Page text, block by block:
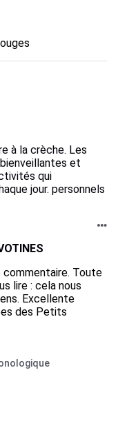
à la crèche. Les
et
qui
jour. personnels
commentaire. Toute
lire : cela nous
Excellente
des Petits